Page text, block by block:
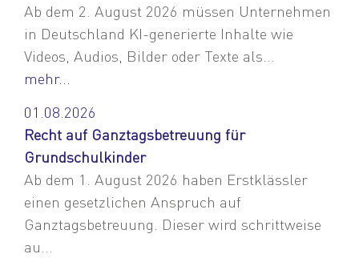
Ab dem 2. August 2026 müssen Unternehmen
in Deutschland KI-generierte Inhalte wie
Videos, Audios, Bilder oder Texte als...
mehr...
01.08.2026
Recht auf Ganztagsbetreuung für
Grundschulkinder
Ab dem 1. August 2026 haben Erstklässler
einen gesetzlichen Anspruch auf
Ganztagsbetreuung. Dieser wird schrittweise
au...